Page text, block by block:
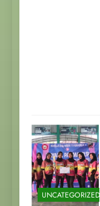
UNCATEGORIZED